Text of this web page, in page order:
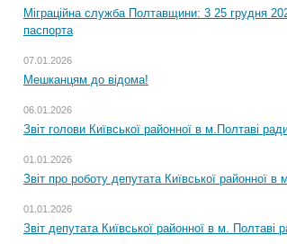
Міграційна служба Полтавщини: 3 25 грудня
паспорта
07.01.2026
Мешканцям до відома!
06.01.2026
Звіт голови Київської районної в м.Полтаві
01.01.2026
Звіт про роботу депутата Київської районної
01.01.2026
Звіт депутата Київської районної в м.